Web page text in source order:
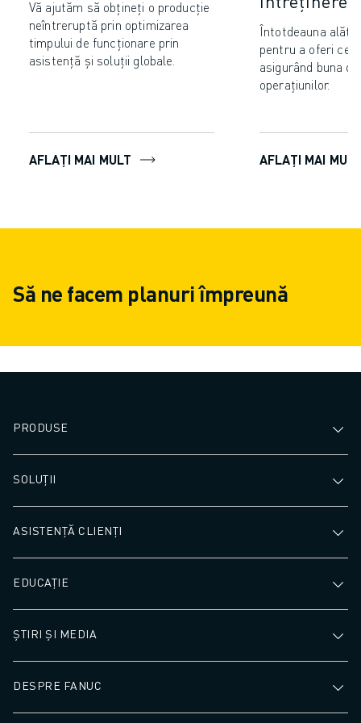
Vă ajutăm să obțineți o producție
neîntreruptă prin optimizarea
timpului de funcționare prin
asistență și soluții globale.
AFLAȚI MAI MULT
Întotdeauna
pentru a oferi cel
asigurând buna
operațiunilor.
AFLAȚI MAI
Să ne facem planuri împreună
PRODUSE
SOLUȚII
ASISTENȚĂ CLIENȚI
EDUCAȚIE
ȘTIRI ȘI MEDIA
DESPRE FANUC